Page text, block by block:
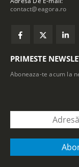
contact@eagora.ro
PRIMESTE
Aboneaza-te acum la